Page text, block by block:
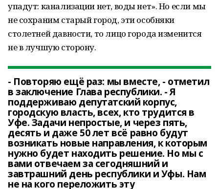
упадут: канализации нет, воды нет». Но если мы
не сохраним старый город, эти особняки
столетней давности, то лицо города изменится
не в лучшую сторону.
- Повторяю ещё раз: мы вместе, - отметил
в заключение Глава республики. - Я
поддерживаю депутатский корпус,
городскую власть, всех, кто трудится в
Уфе. Задачи непростые, и через пять,
десять и даже 50 лет всё равно будут
возникать новые направления, к которым
нужно будет находить решение. Но мы с
вами отвечаем за сегодняшний и
завтрашний день республики и Уфы. Нам
не на кого переложить эту